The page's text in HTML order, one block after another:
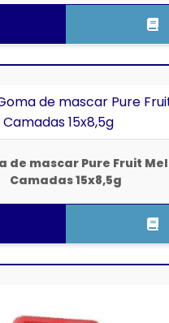
de mascar Pure Fruit
Camadas 15x8,5g